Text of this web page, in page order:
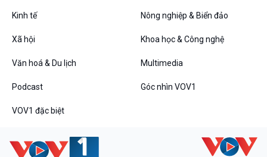
360 độ Sức khỏe
Tài nguyên và Môi trường
Chuyên gia của bạn
Xã hội chuyển động
Bước chân đến trường
Kết nối công nghệ
khí hậu
Văn hoá & Du lịch
Chát với người nổi tiếng
Câu chuyện Thể thao
Kinh tế Nông nghiệp & Biển đảo
Xã hội Khoa học & Công nghệ
Văn hoá & Du lịch Multimedia
Podcast Góc nhìn VOV1
VOV1 đặc biệt